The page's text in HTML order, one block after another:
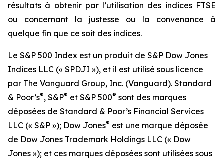
résultats à obtenir par l’utilisation des indices FTSE
ou concernant la justesse ou la convenance à
quelque fin que ce soit des indices.
Le S&P 500 Index est un produit de S&P Dow Jones
Indices LLC (« SPDJI »), et il est utilisé sous licence
par The Vanguard Group, Inc. (Vanguard). Standard
& Poor’s®, S&P® et S&P 500® sont des marques
déposées de Standard & Poor’s Financial Services
LLC (« S&P »); Dow Jones® est une marque déposée
de Dow Jones Trademark Holdings LLC (« Dow
Jones »); et ces marques déposées sont utilisées sous